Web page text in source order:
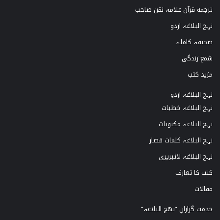
ترجمه قرآن علامہ نقن صاحب
نہج البلاغہ اردو
صحیفہ کاملہ
شمع زندگی
مزید کتب
نہج البلاغہ اردو
نہج البلاغہ خطبات
نہج البلاغہ مکتوبات
نہج البلاغہ کلمات قصار
نہج البلاغہ لائبریری
کتب کا تعارف
مقالات
خدمت گزارانِ ”نھج البلاغہ“